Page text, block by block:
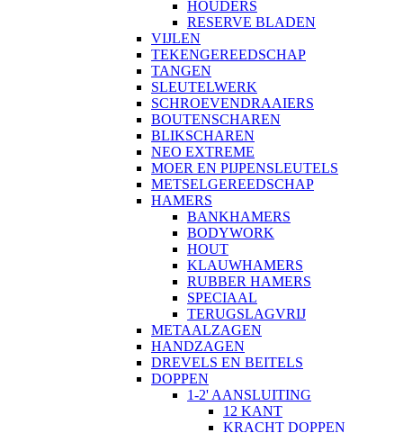
HOUDERS
RESERVE BLADEN
VIJLEN
TEKENGEREEDSCHAP
TANGEN
SLEUTELWERK
SCHROEVENDRAAIERS
BOUTENSCHAREN
BLIKSCHAREN
NEO EXTREME
MOER EN PIJPENSLEUTELS
METSELGEREEDSCHAP
HAMERS
BANKHAMERS
BODYWORK
HOUT
KLAUWHAMERS
RUBBER HAMERS
SPECIAAL
TERUGSLAGVRIJ
METAALZAGEN
HANDZAGEN
DREVELS EN BEITELS
DOPPEN
1-2' AANSLUITING
12 KANT
KRACHT DOPPEN